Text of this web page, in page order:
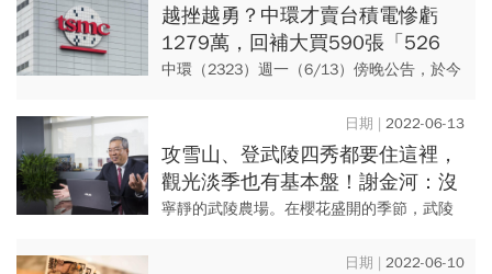
市操作方法開始獲利，32歲...
越挫越勇？中環才賣台積電慘虧
1279萬，回補大買590張「526
元」，如今帳面又虧千萬...
中環（2323）週一（6/13）傍晚公告，於今
590張台積電，交易總額為3億1067萬，若...
2022-06-13
攻雪山、登武陵四秀都要住這裡，
觀光淡季也有基本盤！謝金河：沒
想到它股價竟創6年新高
寧靜的武陵農場。在櫻花盛開的季節，武陵
這次從雪山下來，我特別訂在武陵農場的富
2022-06-10